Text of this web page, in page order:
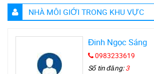
NHÀ MÔI GIỚI TRONG KHU VỰC
Đinh Ngọc Sáng
0983233619
Số tin đăng:3